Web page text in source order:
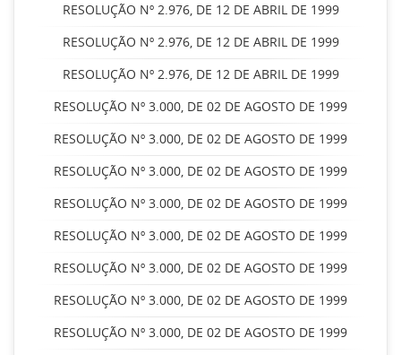
RESOLUÇÃO Nº 2.976, DE 12 DE ABRIL DE 1999
RESOLUÇÃO Nº 2.976, DE 12 DE ABRIL DE 1999
RESOLUÇÃO Nº 2.976, DE 12 DE ABRIL DE 1999
RESOLUÇÃO Nº 3.000, DE 02 DE AGOSTO DE 1999
RESOLUÇÃO Nº 3.000, DE 02 DE AGOSTO DE 1999
RESOLUÇÃO Nº 3.000, DE 02 DE AGOSTO DE 1999
RESOLUÇÃO Nº 3.000, DE 02 DE AGOSTO DE 1999
RESOLUÇÃO Nº 3.000, DE 02 DE AGOSTO DE 1999
RESOLUÇÃO Nº 3.000, DE 02 DE AGOSTO DE 1999
RESOLUÇÃO Nº 3.000, DE 02 DE AGOSTO DE 1999
RESOLUÇÃO Nº 3.000, DE 02 DE AGOSTO DE 1999